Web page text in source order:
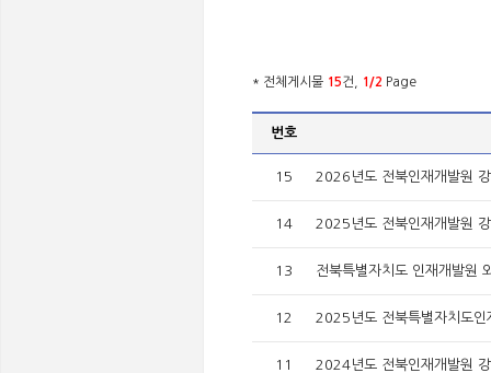
* 전체게시물 15건, 1/2 Page
번호
15 2026년도 전북인재개발원
14 2025년도 전북인재개발원
13 전북특별자치도 인재개발원
12 2025년도 전북특별자치도인
11 2024년도 전북인재개발원